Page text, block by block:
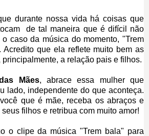
durante nossa vida há coisas que
de tal maneira que é difícil não
o caso da música do momento, "Trem
Acredito que ela reflete muito bem as
a relação pais e filhos.
Mães, abrace essa mulher que
lado, independente do que aconteça.
que é mãe, receba os abraços e
filhos e retribua com muito amor!
o clipe da música "Trem bala" para